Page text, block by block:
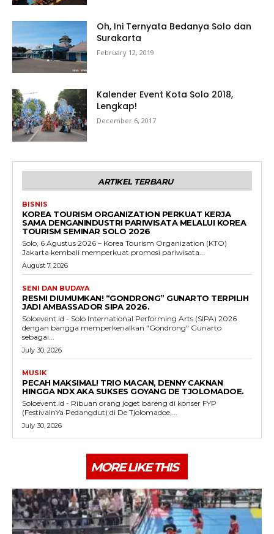
Oh, Ini Ternyata Bedanya Solo dan
Surakarta
February 12, 2019
Kalender Event Kota Solo 2018,
Lengkap!
December 6, 2017
ARTIKEL TERBARU
BISNIS
KOREA TOURISM ORGANIZATION PERKUAT KERJA
SAMA DENGANINDUSTRI PARIWISATA MELALUI KOREA
TOURISM SEMINAR SOLO 2026
Solo, 6 Agustus 2026 – Korea Tourism Organization (KTO)
Jakarta kembali memperkuat promosi pariwisata...
August 7, 2026
SENI DAN BUDAYA
RESMI DIUMUMKAN! “GONDRONG” GUNARTO TERPILIH
JADI AMBASSADOR SIPA 2026.
Soloevent.id - Solo International Performing Arts (SIPA) 2026
dengan bangga memperkenalkan "Gondrong" Gunarto
sebagai...
July 30, 2026
MUSIK
PECAH MAKSIMAL! TRIO MACAN, DENNY CAKNAN
HINGGA NDX AKA SUKSES GOYANG DE TJOLOMADOE.
Soloevent.id - Ribuan orang joget bareng di konser FYP
(FestivalnYa Pedangdut) di De Tjolomadoe,...
July 30, 2026
MORE LIKE THIS